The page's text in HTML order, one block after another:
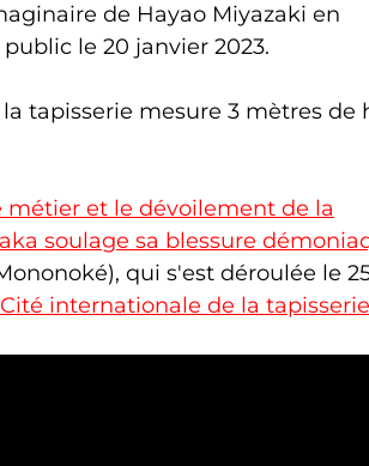
de Hayao Miyazaki en
le 20 janvier 2023.
tapisserie mesure 3 mètres de
métier et le dévoilement de la
soulage sa blessure
qui s'est déroulée le
internationale de la tapisserie